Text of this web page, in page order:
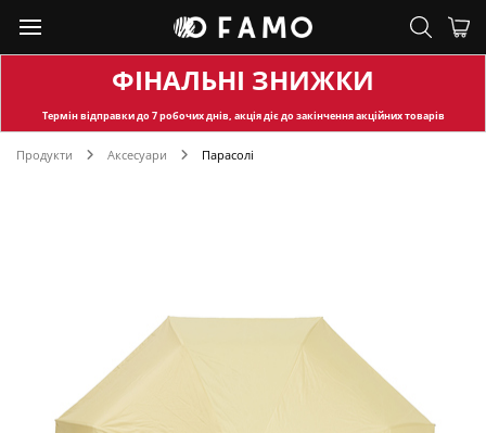
ФІНАЛЬНІ ЗНИЖКИ
Термін відправкидо 7 робочих днів, акція діє до закінчення акційних товарів
Продукти Аксесуари Парасолі